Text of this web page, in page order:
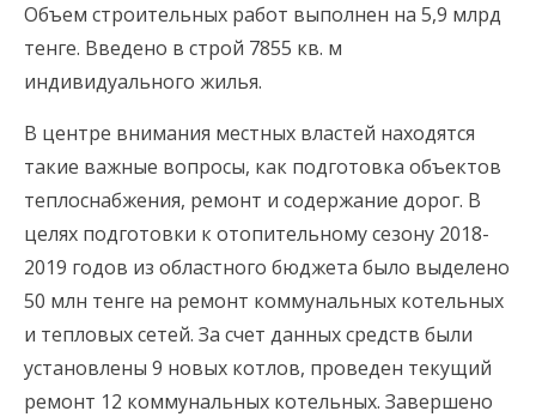
Объем строительных работ выполнен на 5,9 млрд
тенге. Введено в строй 7855 кв. м
индивидуального жилья.
В центре внимания местных властей находятся
такие важные вопросы, как подготовка объектов
теплоснабжения, ремонт и содержание дорог. В
целях подготовки к отопительному сезону 2018-
2019 годов из областного бюджета было выделено
50 млн тенге на ремонт коммунальных котельных
и тепловых сетей. За счет данных средств были
установлены 9 новых котлов, проведен текущий
ремонт 12 коммунальных котельных. Завершено